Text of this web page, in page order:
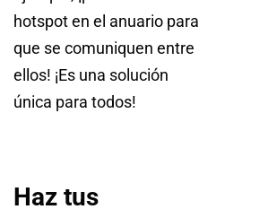
hotspot en el anuario para
que se comuniquen entre
ellos! ¡Es una solución
única para todos!
Haz tus